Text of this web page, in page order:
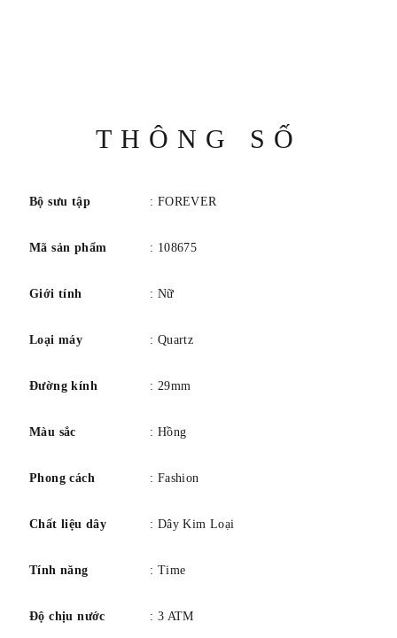
THÔNG SỐ
Bộ sưu tập : FOREVER
Mã sản phẩm : 108675
Giới tính : Nữ
Loại máy : Quartz
Đường kính : 29mm
Màu sắc : Hồng
Phong cách : Fashion
Chất liệu dây : Dây Kim Loại
Tính năng : Time
Độ chịu nước : 3 ATM